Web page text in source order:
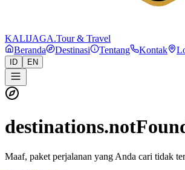
KALIJAGA.Tour & Travel
Beranda
Destinasi Tentang Kontak
ID EN
Maaf, paket perjalanan yang Anda cari tidak